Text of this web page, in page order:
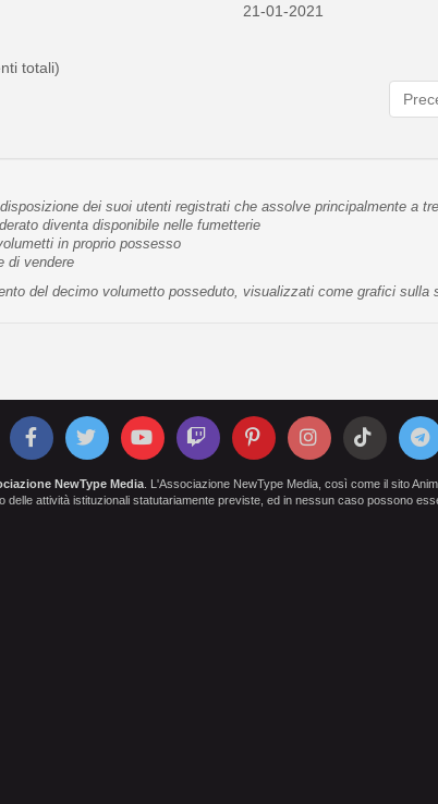
21-01-2021
totali)
dei suoi utenti registrati che assolve principalmente a
diventa disponibile nelle fumetterie
in proprio possesso
di vendere
del decimo volumetto posseduto, visualizzati come grafici sulla
NewType Media. L'Associazione NewType Media, così come il sito
attività istituzionali statutariamente previste, ed in nessun caso possono